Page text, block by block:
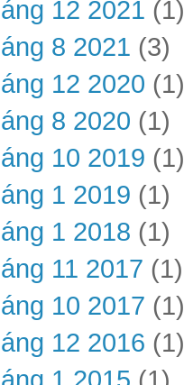
12 2021 (1)
8 2021 (3)
12 2020 (1)
8 2020 (1)
10 2019 (1)
1 2019 (1)
1 2018 (1)
11 2017 (1)
10 2017 (1)
12 2016 (1)